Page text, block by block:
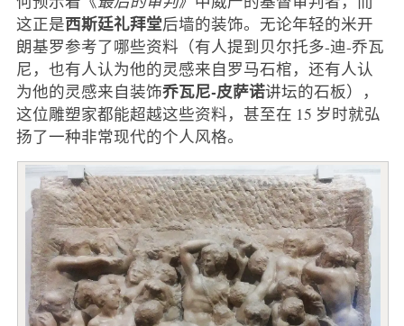
这正是西斯廷礼拜堂后墙的装饰。无论年轻的米开
朗基罗参考了哪些资料（有人提到贝尔托多-迪-乔瓦
尼，也有人认为他的灵感来自罗马石棺，还有人认
为他的灵感来自装饰乔瓦尼-皮萨诺讲坛的石板），
这位雕塑家都能超越这些资料，甚至在 15 岁时就弘
扬了一种非常现代的个人风格。